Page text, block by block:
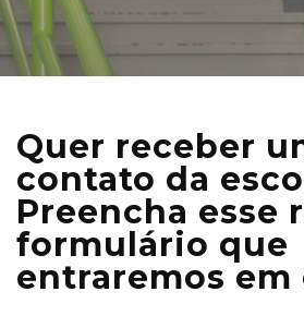
Quer receber
contato da
Preencha esse
formulário que
entraremos em